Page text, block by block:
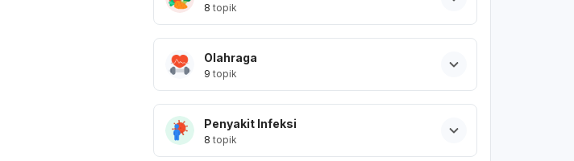
8 topik
Olahraga
9 topik
Penyakit Infeksi
8 topik